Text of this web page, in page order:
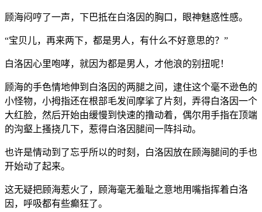
顾海闷哼了一声，下巴抵在白洛因的胸口，眼神魅惑性感。
“宝贝儿，再来两下，都是男人，有什么不好意思的？”
白洛因心里咆哮，就因为都是男人，才他浪的别扭呢！
顾海的手色情地伸到白洛因的两腿之间，逮住这个毫不逊色的
小怪物，小拇指还在根部毛发间摩挲了片刻，弄得白洛因一个
大红脸，然后开始由缓慢到快速的撸动着，偶尔用手指在顶端
的沟壑上搔挠几下，惹得白洛因腿间一阵抖动。
也许是情动到了忘乎所以的时刻，白洛因放在顾海腿间的手也
开始动了起来。
这无疑把顾海惹火了，顾海毫无羞耻之意地用嘴指挥着白洛
因，呼吸都有些癫狂了。